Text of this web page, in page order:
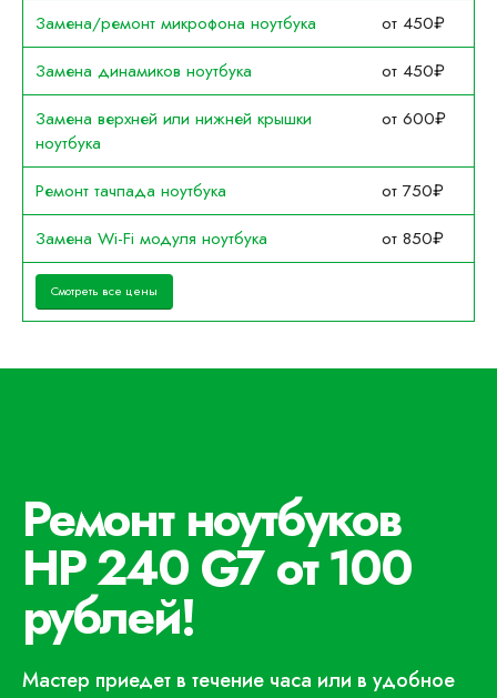
Замена/ремонт микрофона ноутбука
от 450₽
Замена динамиков ноутбука
от 450₽
Замена верхней или нижней крышки
ноутбука
от 600₽
Ремонт тачпада ноутбука
от 750₽
Замена Wi-Fi модуля ноутбука
от 850₽
Смотреть все цены
Ремонт ноутбуков
HP 240 G7 от 100
рублей!
Мастер приедет в течение часа или в удобное